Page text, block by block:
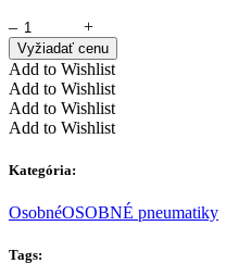
–
+
Vyžiadať cenu
Add to Wishlist
Add to Wishlist
Add to Wishlist
Add to Wishlist
Kategória:
OsobnéOSOBNÉ pneumatiky
Tags: